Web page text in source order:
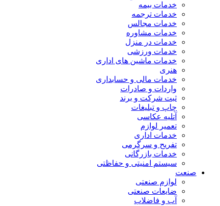
خدمات بیمه
خدمات ترجمه
خدمات مجالس
خدمات مشاوره
خدمات در منزل
خدمات ورزشی
خدمات ماشین های اداری
هنری
خدمات مالی و حسابداری
واردات و صادرات
ثبت شرکت و برند
چاپ و تبلیغات
آتلیه عکاسی
تعمیر لوازم
خدمات اداری
تفریح و سرگرمی
خدمات بازرگانی
سیستم امنیتی و حفاظتی
صنعت
لوازم صنعتی
ضایعات صنعتی
آب و فاضلاب